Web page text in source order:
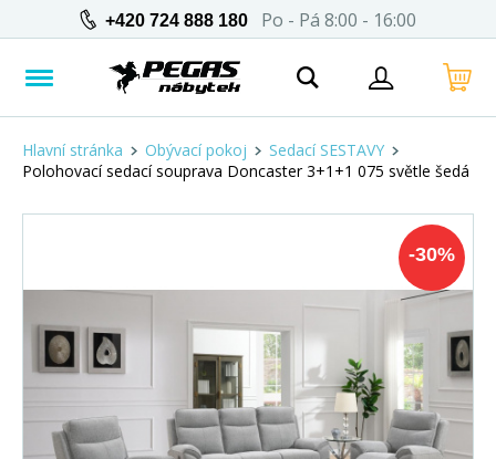
+420 724 888 180 Po - Pá 8:00 - 16:00
Hlavní stránka Obývací pokoj
Sedací SESTAVY
Polohovací sedací souprava Doncaster 3+1+1 075 světle šedá
-30%